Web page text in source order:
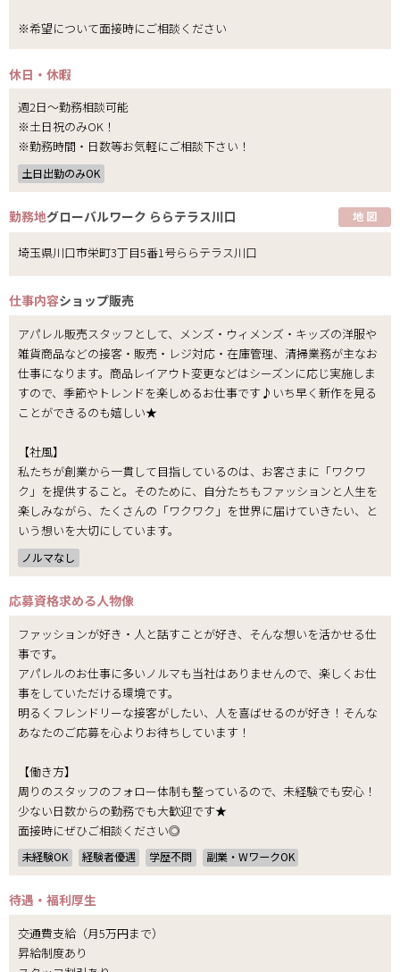
※希望について面接時にご相談ください
休日・休暇
週2日～勤務相談可能
※土日祝のみOK！
※勤務時間・日数等お気軽にご相談下さい！
土日出勤のみOK
勤務地グローバルワーク ららテラス川口 地 図
埼玉県川口市栄町3丁目5番1号ららテラス川口
仕事内容ショップ販売
アパレル販売スタッフとして、メンズ・ウィメンズ・キッズの洋服や
雑貨商品などの接客・販売・レジ対応・在庫管理、清掃業務が主なお
仕事になります。商品レイアウト変更などはシーズンに応じ実施しま
すので、季節やトレンドを楽しめるお仕事です♪いち早く新作を見る
ことができるのも嬉しい★
【社風】
私たちが創業から一貫して目指しているのは、お客さまに「ワクワ
ク」を提供すること。そのために、自分たちもファッションと人生を
楽しみながら、たくさんの「ワクワク」を世界に届けていきたい、と
いう想いを大切にしています。
ノルマなし
応募資格求める人物像
ファッションが好き・人と話すことが好き、そんな想いを活かせる仕
事です。
アパレルのお仕事に多いノルマも当社はありませんので、楽しくお仕
事をしていただける環境です。
明るくフレンドリーな接客がしたい、人を喜ばせるのが好き！そんな
あなたのご応募を心よりお待ちしています！
【働き方】
周りのスタッフのフォロー体制も整っているので、未経験でも安心！
少ない日数からの勤務でも大歓迎です★
面接時にぜひご相談ください◎
未経験OK 経験者優遇 学歴不問 副業・WワークOK
待遇・福利厚生
交通費支給（月5万円まで）
昇給制度あり